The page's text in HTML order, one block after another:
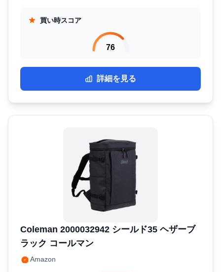
買い時スコア
76
詳細を見る
Coleman 2000032942 シールド35 ヘザーブ
ラック コールマン
Amazon